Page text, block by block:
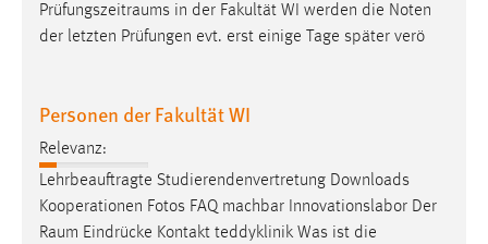
Prüfungszeitraums in der Fakultät WI werden die Noten
der letzten Prüfungen evt. erst einige Tage später verö
Personen der Fakultät WI
Relevanz:
Lehrbeauftragte Studierendenvertretung Downloads
Kooperationen Fotos FAQ machbar Innovationslabor Der
Raum Eindrücke Kontakt teddyklinik Was ist die
Zweck:
Das Cookie speichert die gewählte Sprache der Website.
30 Tage
Chat
Name: